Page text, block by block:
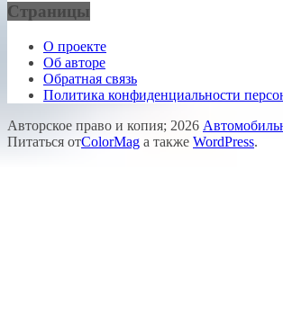
Страницы
О проекте
Об авторе
Обратная связь
Политика конфиденциальности
Авторское право и копия; 2026
Питаться отColorMag а также WordPress.